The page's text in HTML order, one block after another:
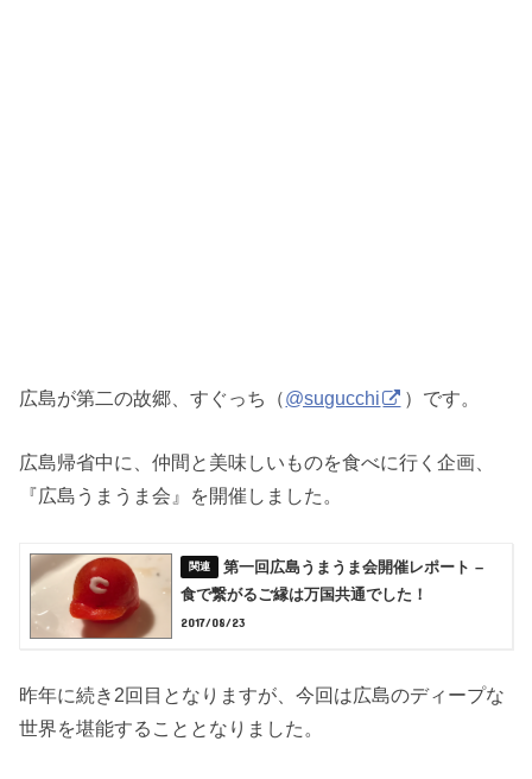
広島が第二の故郷、すぐっち（@sugucchi ）です。
広島帰省中に、仲間と美味しいものを食べに行く企画、
『広島うまうま会』を開催しました。
第一回広島うまうま会開催レポート –
食で繋がるご縁は万国共通でした！
2017/08/23
昨年に続き2回目となりますが、今回は広島のディープな
世界を堪能することとなりました。